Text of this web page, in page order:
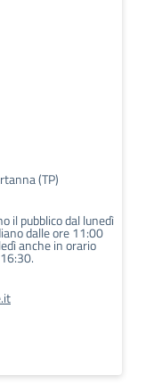
(TP)
il pubblico dal lunedì
dalle ore 11:00
anche in orario